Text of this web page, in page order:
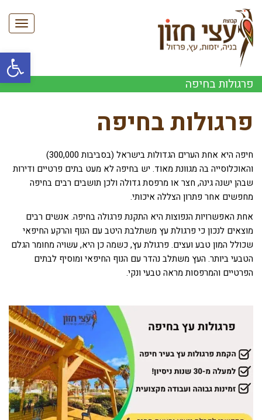
פתח
פרגולות בחיפה
פרגולות בחיפה
חיפה היא אחת הערים הגדולות בישראל (בסביבות 300,000)
והאוכלוסייה בה מגוונת מאוד. יש בחיפה לא מעט בתים פרטיים ודירות
שבהן ישנה גינה, חצר או מרפסת גדולה ולכן תושבים רבים בחיפה
מחפשים אחר פתרון הצללה איכותי.
אחת האפשרויות הנפוצות היא התקנת פרגולה בחיפה. אנשים רבים
מוצאים לנכון כי פרגולת עץ משתלבת היטב עם הנוף והרקע החיפאי
שכולל המון טבע ועצים. פרגולת עץ, כשמה כן היא, עשויה מחומר הגלם
הטבעי ביותר. העץ משתלב נהדר עם הנוף החיפאי ומוסיף לבתים
הפרטיים והמרפסות מראה טבעי ונקי.